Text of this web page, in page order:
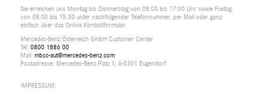
Sie erreichen uns Montag bis Donnerstag von 08:00 bis 17:00 Uhr sowie Freitag
von 08:00 bis 15:30 unter nachfolgender Telefonnummer, per Mail oder ganz
einfach über das Online Kontaktformular.
Mercedes-Benz Österreich GmbH Customer Center
Tel: 0800 1886 00
Mail: mbcc-aut@mercedes-benz.com
Postadresse: Mercedes-Benz Platz 1, A-5301 Eugendorf
IMPRESSUM: